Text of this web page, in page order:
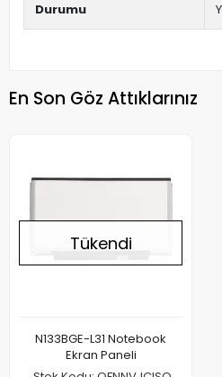
Durumu
En Son Göz Attıklarınız
Tükendi
N133BGE-L31 Notebook
Ekran Paneli